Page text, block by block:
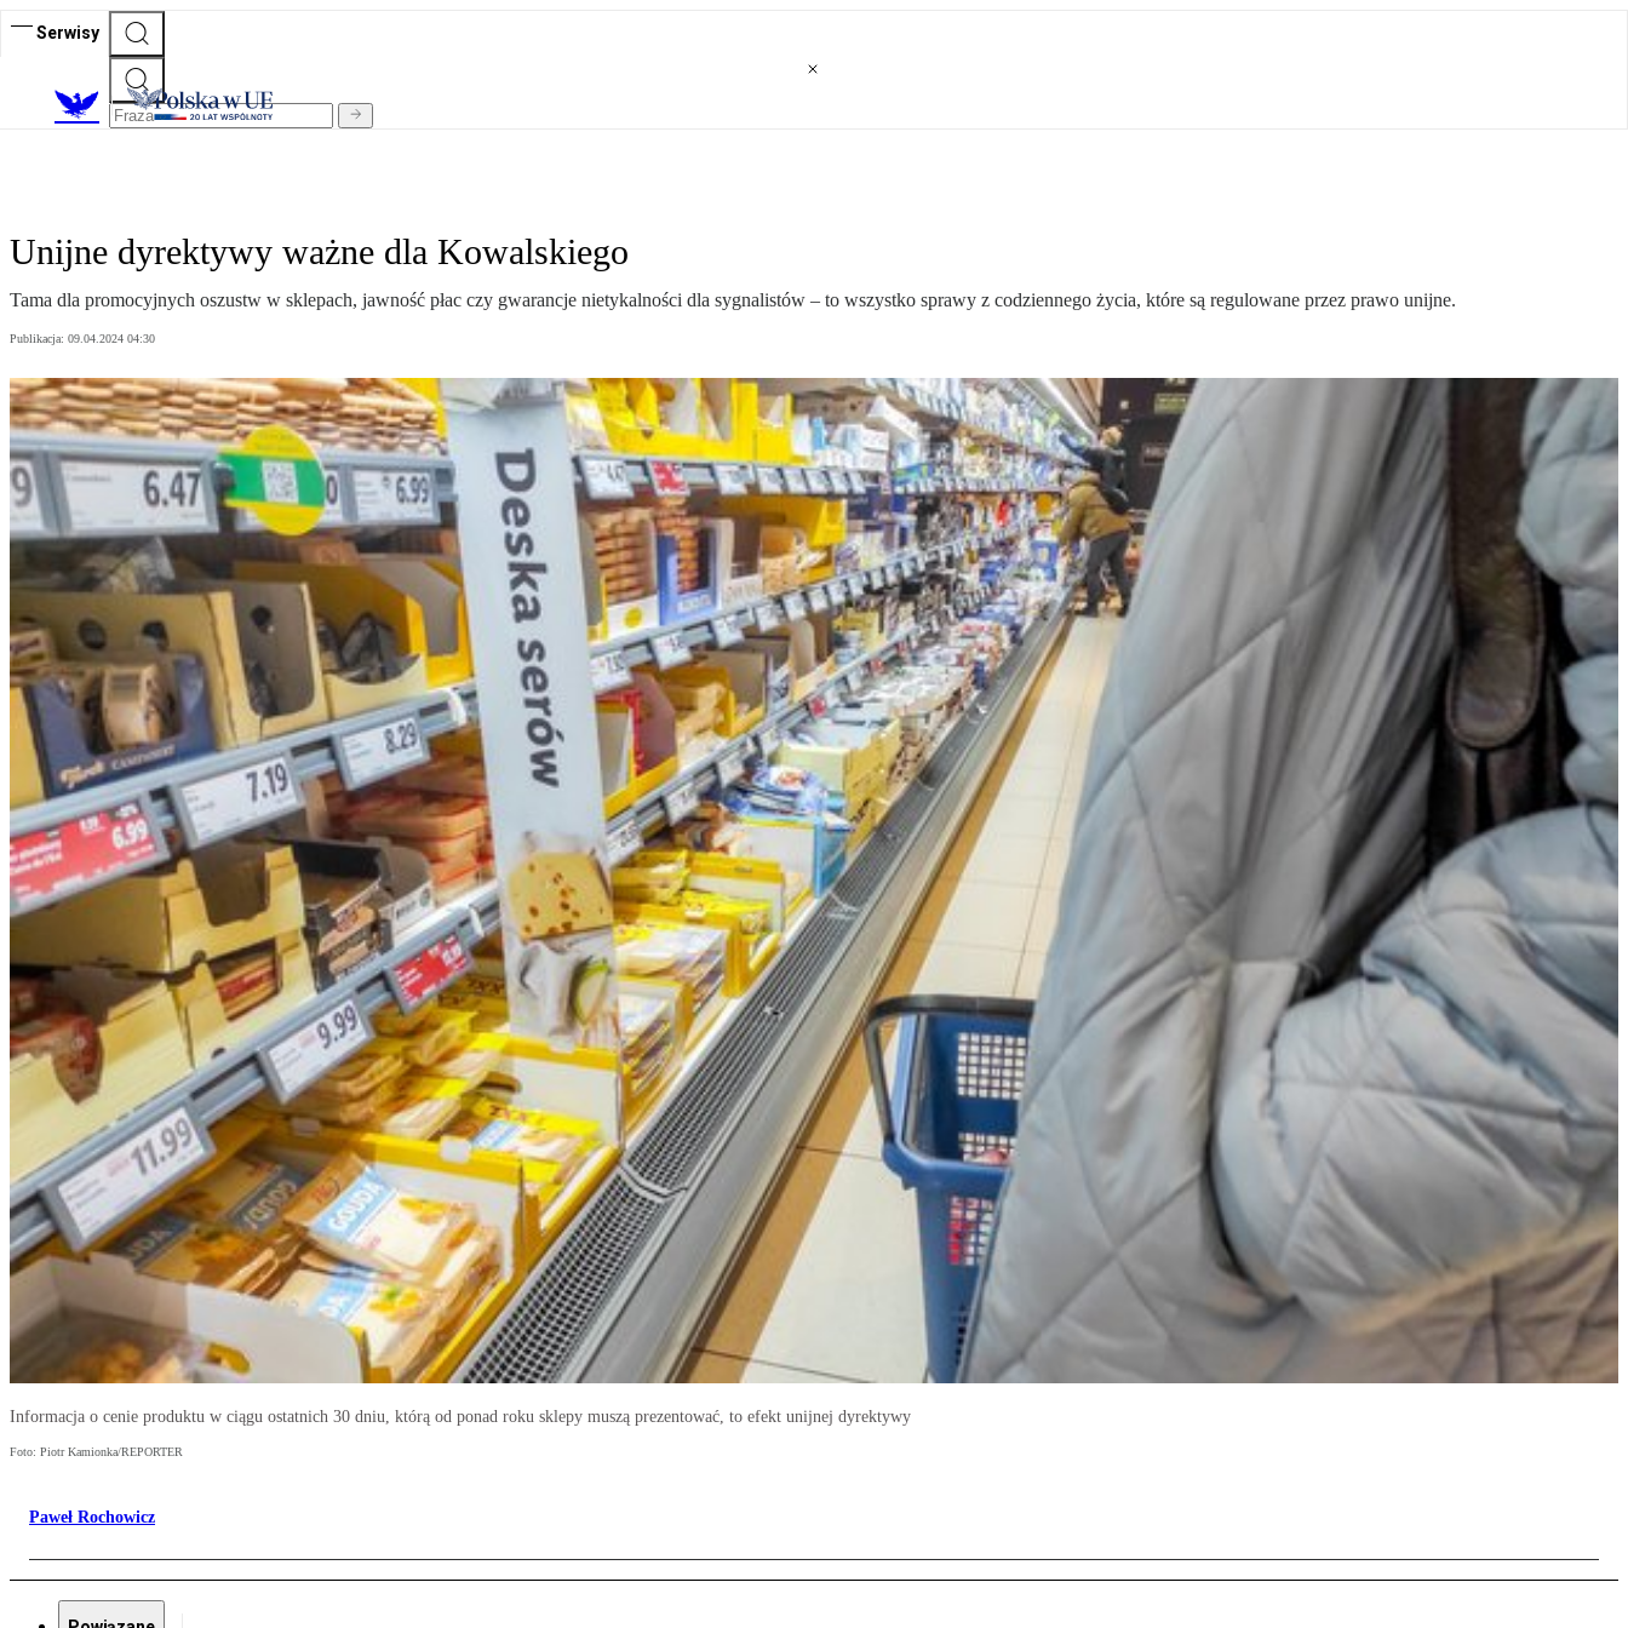
Serwisy
Unijne dyrektywy ważne dla Kowalskiego
Tama dla promocyjnych oszustw w sklepach, jawność płac czy gwarancje nietykalności dla sygnalistów – to wszystko sprawy z codziennego życia, które są regulowane przez prawo unijne.
Publikacja: 09.04.2024 04:30
Informacja o cenie produktu w ciągu ostatnich 30 dniu, którą od ponad roku sklepy muszą prezentować, to efekt unijnej dyrektywy
Foto: Piotr Kamionka/REPORTER
Paweł Rochowicz